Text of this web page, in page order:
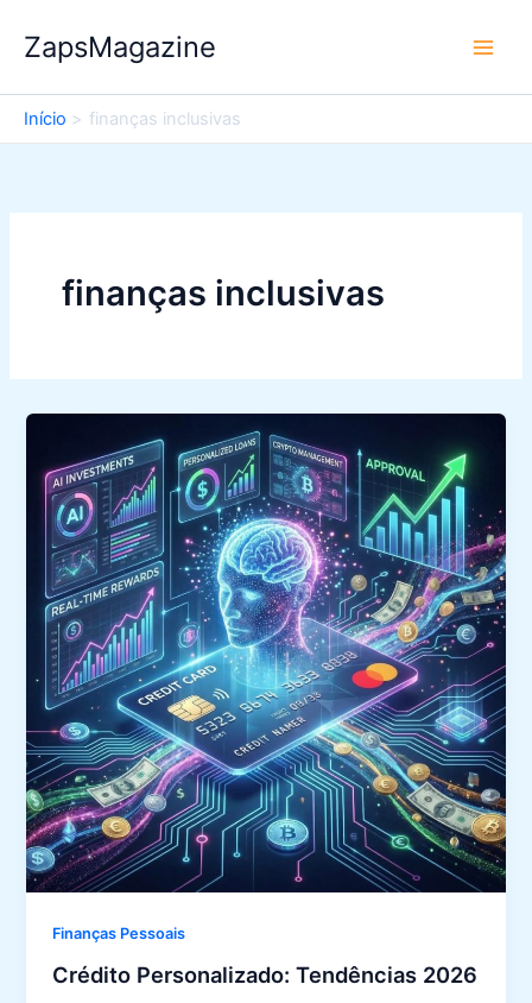
para
conteúdo
ZapsMagazine
Início finanças inclusivas
finanças inclusivas
Finanças Pessoais
Crédito Personalizado: Tendências 2026